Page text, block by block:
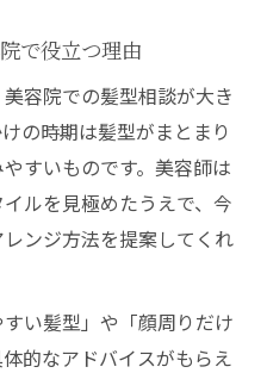
で役立つ理由
容院での髪型相談が大き
の時期は髪型がまとまり
すいものです。美容師は
ルを見極めたうえで、今
ンジ方法を提案してくれ
い髪型」や「顔周りだけ
的なアドバイスがもらえ